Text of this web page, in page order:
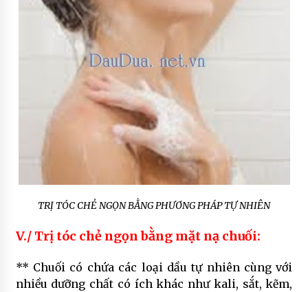
TRỊ TÓC CHẺ NGỌN BẰNG PHƯƠNG PHÁP TỰ NHIÊN
V./ Trị tóc chẻ ngọn bằng mặt nạ chuối:
** Chuối có chứa các loại dầu tự nhiên cùng với
nhiều dưỡng chất có ích khác như kali, sắt, kẽm,